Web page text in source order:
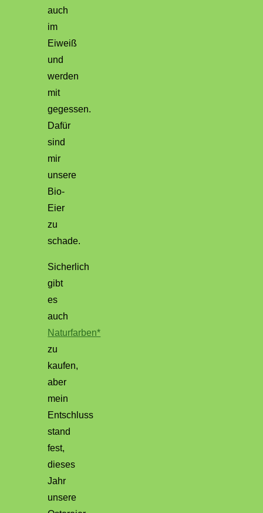
auch
im
Eiweiß
und
werden
mit
gegessen.
Dafür
sind
mir
unsere
Bio-
Eier
zu
schade.
Sicherlich
gibt
es
auch
Naturfarben*
zu
kaufen,
aber
mein
Entschluss
stand
fest,
dieses
Jahr
unsere